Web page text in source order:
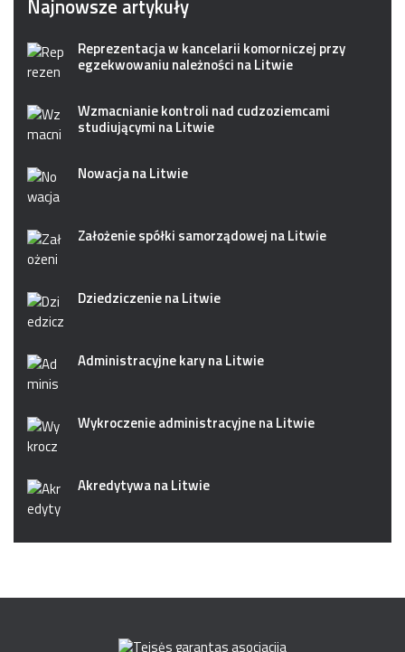
Najnowsze artykuły
Reprezentacja w kancelarii komorniczej przy
egzekwowaniu należności na Litwie
Wzmacnianie kontroli nad cudzoziemcami
studiującymi na Litwie
Nowacja na Litwie
Założenie spółki samorządowej na Litwie
Dziedziczenie na Litwie
Administracyjne kary na Litwie
Wykroczenie administracyjne na Litwie
Akredytywa na Litwie